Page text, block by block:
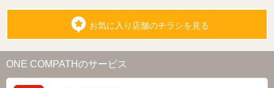
お気に入り店舗のチラシを見る
ONE COMPATHのサービス